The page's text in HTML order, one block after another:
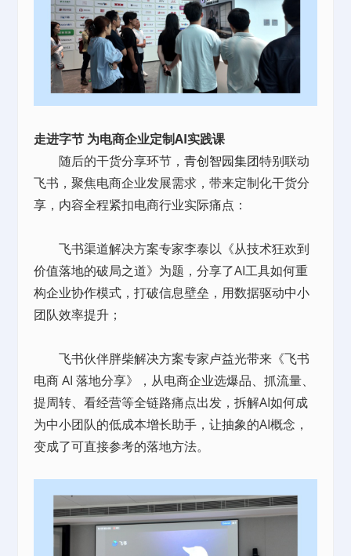
走进字节 为电商企业定制AI实践课
随后的干货分享环节，青创智园集团特别联动
飞书，聚焦电商企业发展需求，带来定制化干货分
享，内容全程紧扣电商行业实际痛点：
飞书渠道解决方案专家李泰以《从技术狂欢到
价值落地的破局之道》为题，分享了AI工具如何重
构企业协作模式，打破信息壁垒，用数据驱动中小
团队效率提升；
飞书伙伴胖柴解决方案专家卢益光带来《飞书
电商 AI 落地分享》，从电商企业选爆品、抓流量、
提周转、看经营等全链路痛点出发，拆解AI如何成
为中小团队的低成本增长助手，让抽象的AI概念，
变成了可直接参考的落地方法。